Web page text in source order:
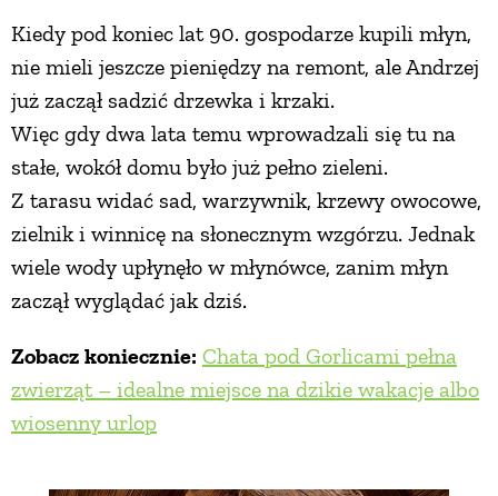
Kiedy pod koniec lat 90. gospodarze kupili młyn,
nie mieli jeszcze pieniędzy na remont, ale Andrzej
już zaczął sadzić drzewka i krzaki.
Więc gdy dwa lata temu wprowadzali się tu na
stałe, wokół domu było już pełno zieleni.
Z tarasu widać sad, warzywnik, krzewy owocowe,
zielnik i winnicę na słonecznym wzgórzu. Jednak
wiele wody upłynęło w młynówce, zanim młyn
zaczął wyglądać jak dziś.
Zobacz koniecznie: Chata pod Gorlicami pełna
zwierząt – idealne miejsce na dzikie wakacje albo
wiosenny urlop